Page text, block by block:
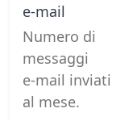
e‑mail
Numero di
messaggi
e‑mail inviati
al mese.